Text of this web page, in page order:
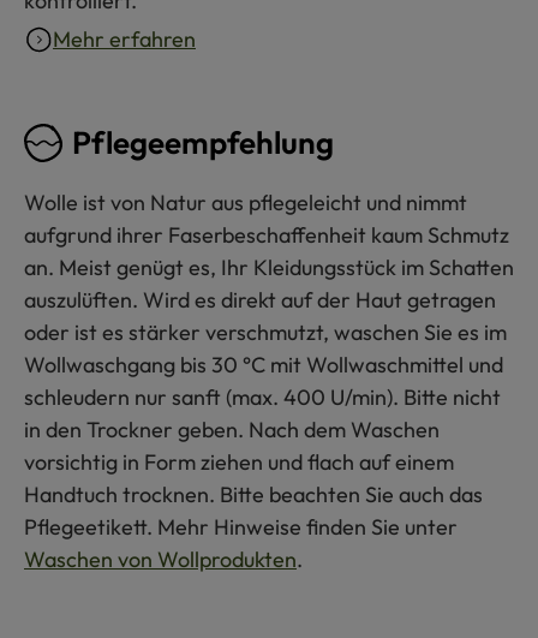
Mehr erfahren
Pflegeempfehlung
Wolle ist von Natur aus pflegeleicht und nimmt
aufgrund ihrer Faserbeschaffenheit kaum Schmutz
an. Meist genügt es, Ihr Kleidungsstück im Schatten
auszulüften. Wird es direkt auf der Haut getragen
oder ist es stärker verschmutzt, waschen Sie es im
Wollwaschgang bis 30 °C mit Wollwaschmittel und
schleudern nur sanft (max. 400 U/min). Bitte nicht
in den Trockner geben. Nach dem Waschen
vorsichtig in Form ziehen und flach auf einem
Handtuch trocknen. Bitte beachten Sie auch das
Pflegeetikett. Mehr Hinweise finden Sie unter
Waschen von Wollprodukten.